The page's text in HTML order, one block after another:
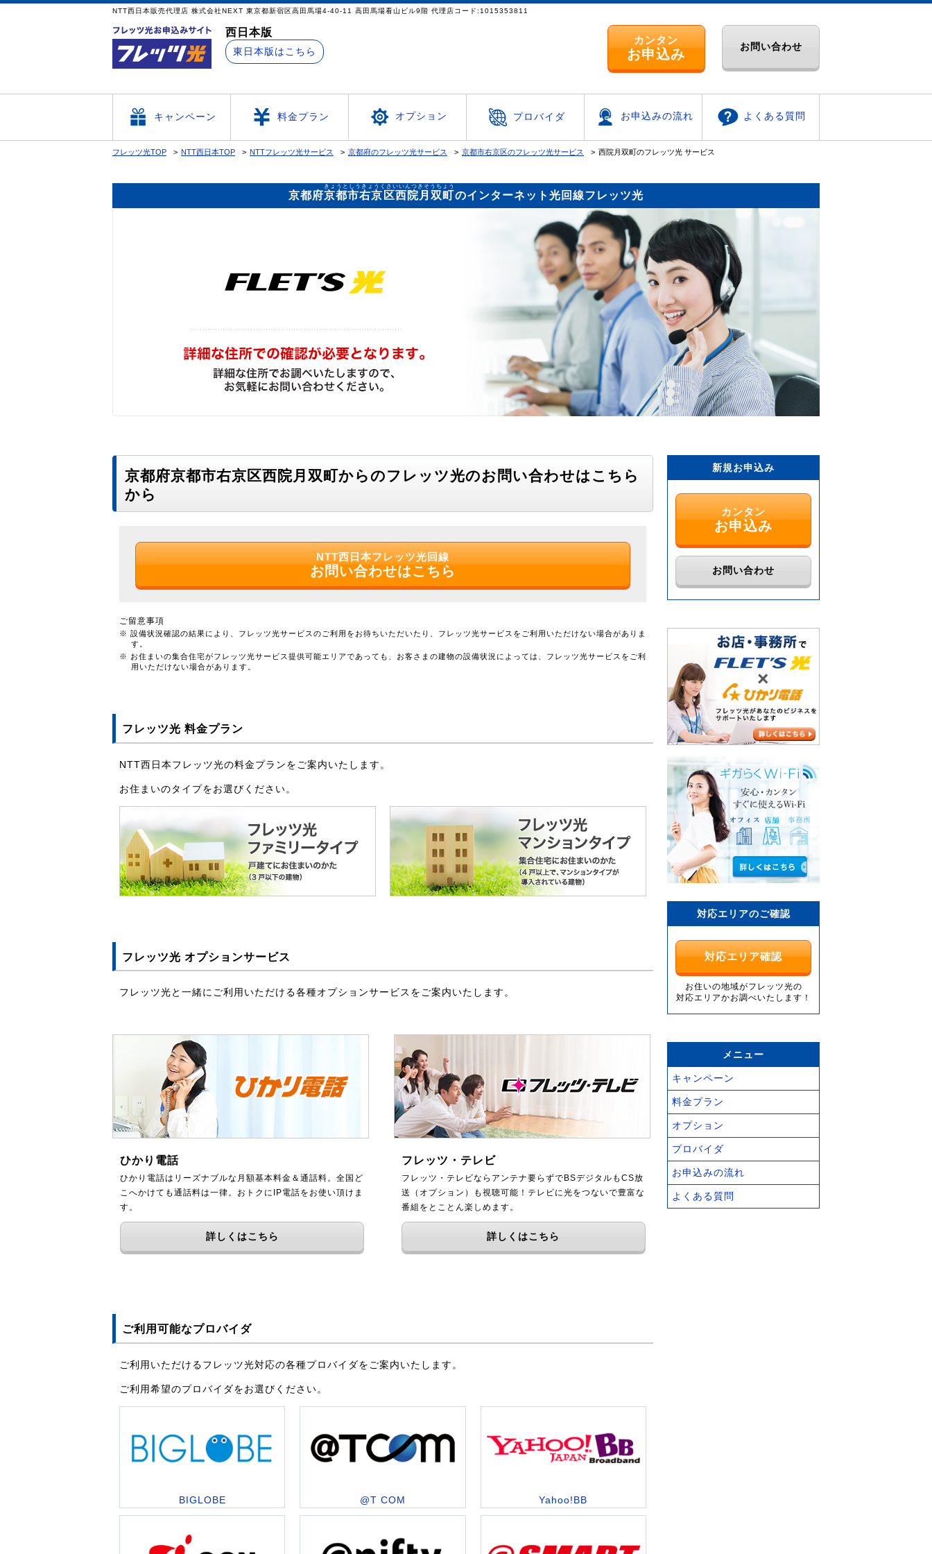
NTT西日本販売代理店 株式会社NEXT 東京都新宿区高田馬場4-40-11 高田馬場看山ビル9階 代理店コード:1015353811
西日本版
東日本版はこちら
カンタン
お申込み お問い合わせ
キャンペーン 料金プラン オプション プロバイダ お申込みの流れ よくある質問
フレッツ光TOP NTT西日本TOP NTTフレッツ光サービス 京都府のフレッツ光サービス 京都市右京区のフレッツ光サービス 西院月双町のフレッツ光 サービス
京都府京都市右京区西院月双町
きょうとしうきょうくさいいんつきそうちょう
のインターネット光回線フレッツ光
京都府京都市右京区西院月双町からのフレッツ光のお問い合わせはこちら
から
NTT西日本フレッツ光回線
お問い合わせはこちら
ご留意事項
※ 設備状況確認の結果により、フレッツ光サービスのご利用をお待ちいただいたり、フレッツ光サービスをご利用いただけない場合がありま
す。
※ お住まいの集合住宅がフレッツ光サービス提供可能エリアであっても、お客さまの建物の設備状況によっては、フレッツ光サービスをご利
用いただけない場合があります。
フレッツ光 料金プラン
NTT西日本フレッツ光の料金プランをご案内いたします。
お住まいのタイプをお選びください。
フレッツ光 オプションサービス
フレッツ光と一緒にご利用いただける各種オプションサービスをご案内いたします。
ひかり電話
ひかり電話はリーズナブルな月額基本料金＆通話料。全国ど
こへかけても通話料は一律。おトクにIP電話をお使い頂けま
す。
詳しくはこちら
フレッツ・テレビ
フレッツ・テレビならアンテナ要らずでBSデジタルもCS放
送（オプション）も視聴可能！テレビに光をつないで豊富な
番組をとことん楽しめます。
詳しくはこちら
ご利用可能なプロバイダ
ご利用いただけるフレッツ光対応の各種プロバイダをご案内いたします。
ご利用希望のプロバイダをお選びください。
BIGLOBE @T COM Yahoo!BB
新規お申込み
カンタン
お申込み
お問い合わせ
対応エリアのご確認
対応エリア確認
お住いの地域がフレッツ光の
対応エリアかお調べいたします！
メニュー
キャンペーン
料金プラン
オプション
プロバイダ
お申込みの流れ
よくある質問